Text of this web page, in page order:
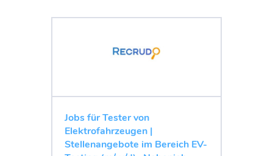
Jobs für Tester von
Elektrofahrzeugen |
Stellenangebote im Bereich EV-